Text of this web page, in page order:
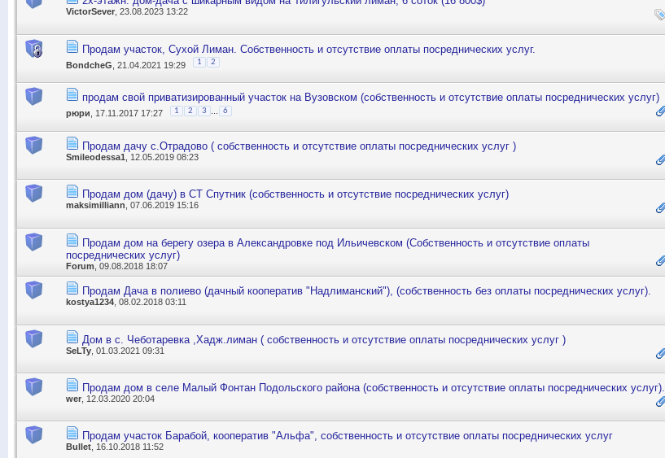
VictorSever , 23.08.2023 13:22
Продам участок, Сухой Лиман. Собственность и отсутствие оплаты посреднических услуг.
BondcheG , 21.04.2021 19:29 1 2
продам свой приватизированный участок на Вузовском (собственность и отсутствие оплаты посреднических услуг)
рюри , 17.11.2017 17:27 1 2 3 6
Продам дачу с.Отрадово ( собственность и отсутствие оплаты посреднических услуг )
Smileodessa1 , 12.05.2019 08:23
Продам дом (дачу) в СТ Спутник (собственность и отсутствие посреднических услуг)
maksimilliann , 07.06.2019 15:16
Продам дом на берегу озера в Александровке под Ильичевском (Собственность и отсутствие оплаты
посреднических услуг)
Forum , 09.08.2018 18:07
Продам Дача в полиево (дачный кооператив "Надлиманский"), (собственность без оплаты посреднических услуг).
kostya1234 , 08.02.2018 03:11
Дом в с. Чеботаревка ,Хадж.лиман ( собственность и отсутствие оплаты посреднических услуг )
SeLTy , 01.03.2021 09:31
Продам дом в селе Малый Фонтан Подольского района (собственность и отсутствие оплаты посреднических услуг).
wer , 12.03.2020 20:04
Продам участок Барабой, кооператив "Альфа", собственность и отсутствие оплаты посреднических услуг
Bullet, 16.10.2018 11:52